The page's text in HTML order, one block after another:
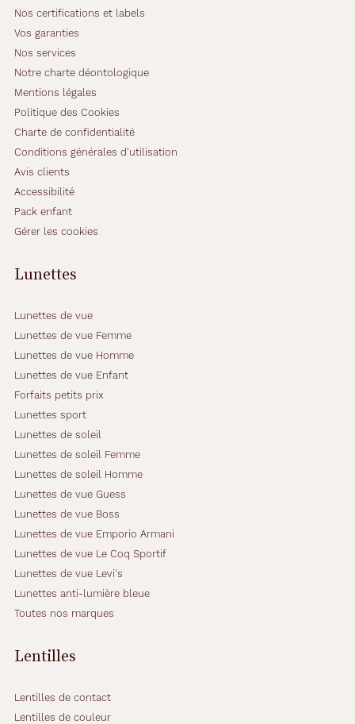
Nos certifications et labels
Vos garanties
Nos services
Notre charte déontologique
Mentions légales
Politique des Cookies
Charte de confidentialité
Conditions générales d'utilisation
Avis clients
Accessibilité
Pack enfant
Gérer les cookies
Lunettes
Lunettes de vue
Lunettes de vue Femme
Lunettes de vue Homme
Lunettes de vue Enfant
Forfaits petits prix
Lunettes sport
Lunettes de soleil
Lunettes de soleil Femme
Lunettes de soleil Homme
Lunettes de vue Guess
Lunettes de vue Boss
Lunettes de vue Emporio Armani
Lunettes de vue Le Coq Sportif
Lunettes de vue Levi's
Lunettes anti-lumière bleue
Toutes nos marques
Lentilles
Lentilles de contact
Lentilles de couleur